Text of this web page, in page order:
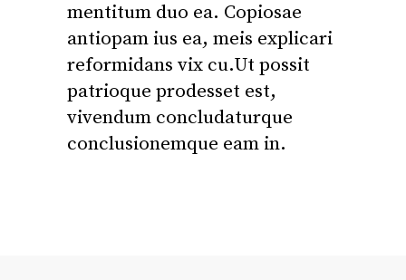
mentitum duo ea. Copiosae
antiopam ius ea, meis explicari
reformidans vix cu.Ut possit
patrioque prodesset est,
vivendum concludaturque
conclusionemque eam in.